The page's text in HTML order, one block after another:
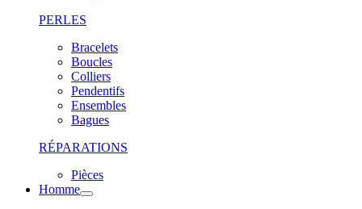
PERLES
Bracelets
Boucles
Colliers
Pendentifs
Ensembles
Bagues
RÉPARATIONS
Pièces
Homme